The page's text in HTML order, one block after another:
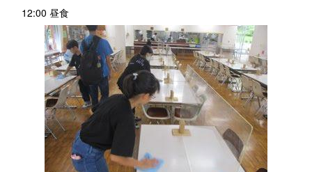
12:00 昼食